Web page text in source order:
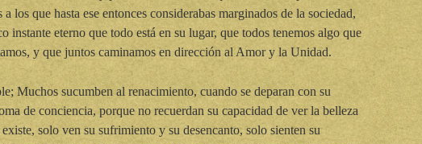
los que hasta ese entonces considerabas marginados de la sociedad,
instante eterno que todo está en su lugar, que todos tenemos algo que
y que juntos caminamos en dirección al Amor y la Unidad.
Muchos sucumben al renacimiento, cuando se deparan con su
de conciencia, porque no recuerdan su capacidad de ver la belleza
solo ven su sufrimiento y su desencanto, solo sienten su